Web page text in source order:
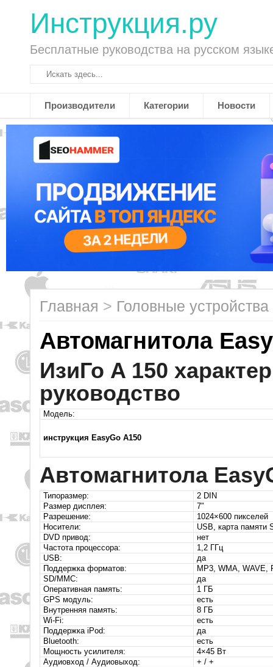
Инструкция.ру
Бесплатные руководства на русском
Производители Категории Новости
Главная > Головные устройства
Автомагнитола
ИзиГо A 150
руководство
Модель:
инструкция EasyGo A150
Автомагнитола
Типоразмер:
2 DIN
Размер дисплея:
7″
Разрешение:
1024×600 пикселей
Носители:
USB, карта памяти
DVD привод:
нет
Частота процессора:
1,2 ГГц
USB:
да
Поддержка форматов:
MP3, WMA, WAVE,
SD/MMC:
да
Оперативная память:
1 ГБ
GPS модуль:
есть
Внутренняя память:
8 ГБ
Wi-Fi:
есть
Поддержка iPod:
да
Bluetooth:
есть
Мощность усилителя:
4×45 Вт
Аудиовход / Аудиовыход:
+ / +